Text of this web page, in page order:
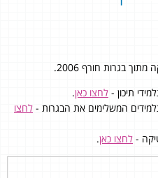
תיכון - לחצו כאן.
המשלימים את הבגרות - לחצו
- לחצו כאן.